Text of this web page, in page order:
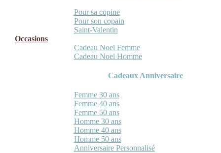
Pour sa copine
Pour son copain
Saint-Valentin
Occasions
Cadeau Noel Femme
Cadeau Noel Homme
Cadeaux Anniversaire
Femme 30 ans
Femme 40 ans
Femme 50 ans
Homme 30 ans
Homme 40 ans
Homme 50 ans
Anniversaire Personnalisé